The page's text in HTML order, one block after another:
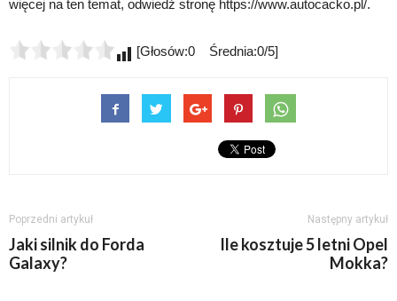
więcej na ten temat, odwiedź stronę https://www.autocacko.pl/.
[Głosów:0 Średnia:0/5]
Poprzedni artykuł
Jaki silnik do Forda
Galaxy?
Następny artykuł
Ile kosztuje 5 letni Opel
Mokka?